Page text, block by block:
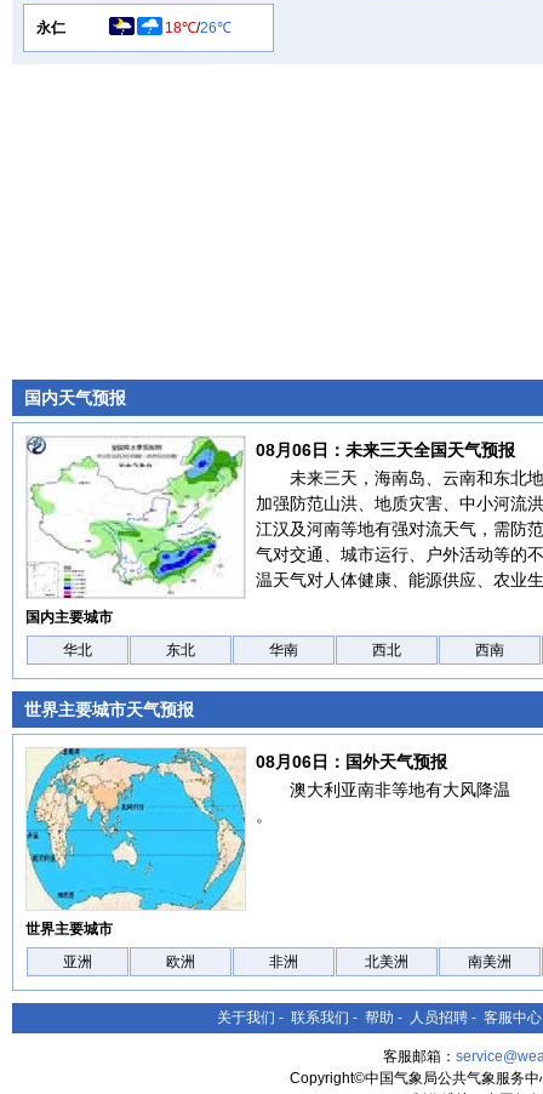
永仁 18℃/26℃
国内天气预报
08月06日：未来三天全国天气预报
未来三天，海南岛、云南和东北
加强防范山洪、地质灾害、中小河流
江汉及河南等地有强对流天气，需防
气对交通、城市运行、户外活动等的
温天气对人体健康、能源供应、农业
国内主要城市
华北
东北 华南 西北 西南
世界主要城市天气预报
08月06日：国外天气预报
澳大利亚南非等地有大风降温
。
世界主要城市
亚洲
欧洲 非洲 北美洲 南美洲
关于我们 - 联系我们 - 帮助 - 人员招聘 - 客服中心
客服邮箱：
Copyright©中国气象局公共气象服务